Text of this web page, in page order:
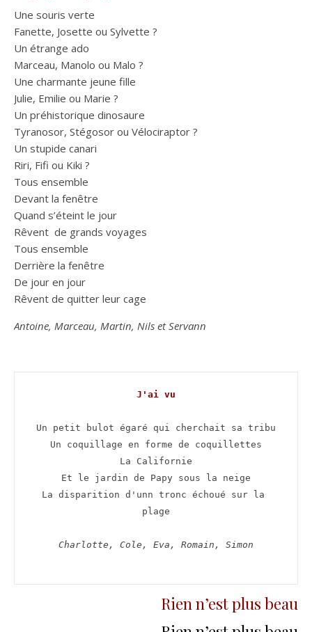
Une souris verte
Fanette, Josette ou Sylvette ?
Un étrange ado
Marceau, Manolo ou Malo ?
Une charmante jeune fille
Julie, Emilie ou Marie ?
Un préhistorique dinosaure
Tyranosor, Stégosor ou Vélociraptor ?
Un stupide canari
Riri, Fifi ou Kiki ?
Tous ensemble
Devant la fenêtre
Quand s’éteint le jour
Rêvent de grands voyages
Tous ensemble
Derrière la fenêtre
De jour en jour
Rêvent de quitter leur cage
Antoine, Marceau, Martin, Nils et Servann
J'ai vu
Un petit bulot égaré qui cherchait sa tribu
Un coquillage en forme de coquillettes
La Californie
Et le jardin de Papy sous la neige
La disparition d'unn tronc échoué sur la
plage
Charlotte, Cole, Eva, Romain, Simon
Rien n’est plus beau